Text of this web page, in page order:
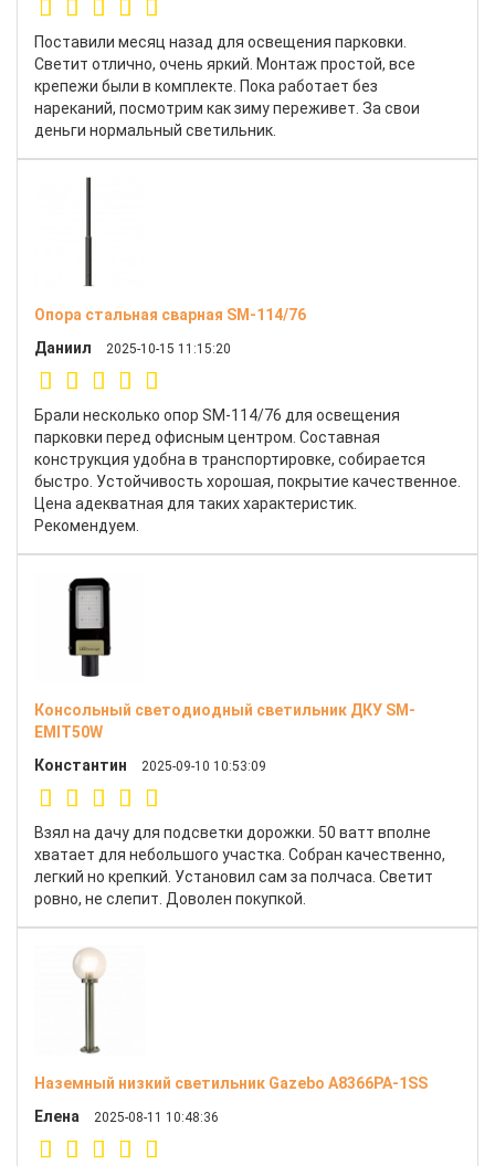
Поставили месяц назад для освещения парковки.
Светит отлично, очень яркий. Монтаж простой, все
крепежи были в комплекте. Пока работает без
нареканий, посмотрим как зиму переживет. За свои
деньги нормальный светильник.
Опора стальная сварная SM-114/76
Даниил
2025-10-15 11:15:20
Брали несколько опор SM-114/76 для освещения
парковки перед офисным центром. Составная
конструкция удобна в транспортировке, собирается
быстро. Устойчивость хорошая, покрытие качественное.
Цена адекватная для таких характеристик.
Рекомендуем.
Консольный светодиодный светильник ДКУ SM-
EMIT50W
Константин
2025-09-10 10:53:09
Взял на дачу для подсветки дорожки. 50 ватт вполне
хватает для небольшого участка. Собран качественно,
легкий но крепкий. Установил сам за полчаса. Светит
ровно, не слепит. Доволен покупкой.
Наземный низкий светильник Gazebo A8366PA-1SS
Елена
2025-08-11 10:48:36